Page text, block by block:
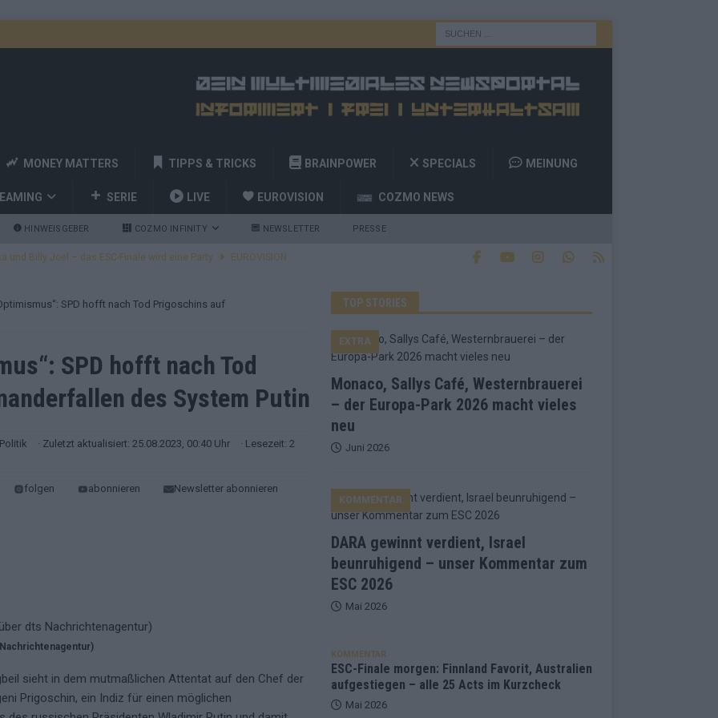
MONEY MATTERS TIPPS & TRICKS BRAINPOWER SPECIALS MEINUNG
SERIE LIVE EUROVISION COZMO NEWS
HINWEISGEBER COZMO INFINITY NEWSLETTER PRESSE
und Billy Joel – das ESC-Finale wird eine Party EUROVISION
Zahl zur Ikone wurde: 70 Jahre ESC-Wertungsgeschichte!
– 26 Länder wollen den Sieg in Wien EUROVISION
SPD hofft nach Tod Prigoschins auf
SPD hofft nach Tod
des System Putin
Politik · Zuletzt aktualisiert: 25.08.2023, 00:40 Uhr
· Lesezeit: 2
folgen abonnieren Newsletter abonnieren
sieht in dem mutmaßlichen Attentat auf den Chef der
Prigoschin, ein Indiz für einen möglichen
TOP STORIES
Monaco, Sallys Café, Westernbrauerei
– der Europa-Park 2026 macht vieles
neu
EXTRA
Juni 2026
DARA gewinnt verdient, Israel
beunruhigend – unser Kommentar zum
ESC 2026
KOMMENTAR
Mai 2026
KOMMENTAR
ESC-Finale morgen: Finnland Favorit, Australien
aufgestiegen – alle 25 Acts im Kurzcheck
Mai 2026